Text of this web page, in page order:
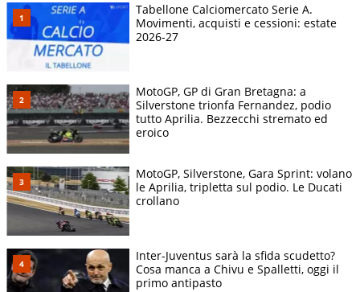
Tabellone Calciomercato Serie A.
Movimenti, acquisti e cessioni: estate
2026-27
MotoGP, GP di Gran Bretagna: a
Silverstone trionfa Fernandez, podio
tutto Aprilia. Bezzecchi stremato ed
eroico
MotoGP, Silverstone, Gara Sprint: volano
le Aprilia, tripletta sul podio. Le Ducati
crollano
Inter-Juventus sarà la sfida scudetto?
Cosa manca a Chivu e Spalletti, oggi il
primo antipasto